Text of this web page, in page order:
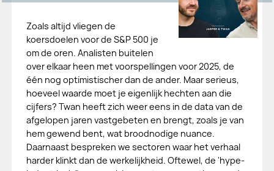
Zoals altijd vliegen de
koersdoelen voor de S&P 500 je
om de oren. Analisten buitelen
over elkaar heen met voorspellingen voor 2025, de
één nog optimistischer dan de ander. Maar serieus,
hoeveel waarde moet je eigenlijk hechten aan die
cijfers? Twan heeft zich weer eens in de data van de
afgelopen jaren vastgebeten en brengt, zoals je van
hem gewend bent, wat broodnodige nuance.
Daarnaast bespreken we sectoren waar het verhaal
harder klinkt dan de werkelijkheid. Oftewel, de 'hype-